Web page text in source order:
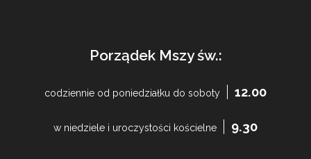
Porządek Mszy św.:
codziennie od poniedziałku do soboty 12.00
w niedziele i uroczystości kościelne 9.30